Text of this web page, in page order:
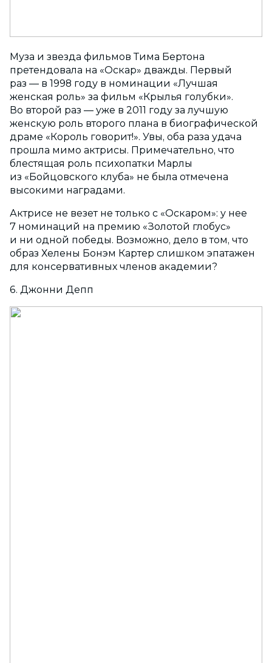
Муза и звезда фильмов Тима Бертона
претендовала на «Оскар» дважды. Первый
раз — в 1998 году в номинации «Лучшая
женская роль» за фильм «Крылья голубки».
Во второй раз — уже в 2011 году за лучшую
женскую роль второго плана в биографической
драме «Король говорит!». Увы, оба раза удача
прошла мимо актрисы. Примечательно, что
блестящая роль психопатки Марлы
из «Бойцовского клуба» не была отмечена
высокими наградами.
Актрисе не везет не только с «Оскаром»: у нее
7 номинаций на премию «Золотой глобус»
и ни одной победы. Возможно, дело в том, что
образ Хелены Бонэм Картер слишком эпатажен
для консервативных членов академии?
6. Джонни Депп